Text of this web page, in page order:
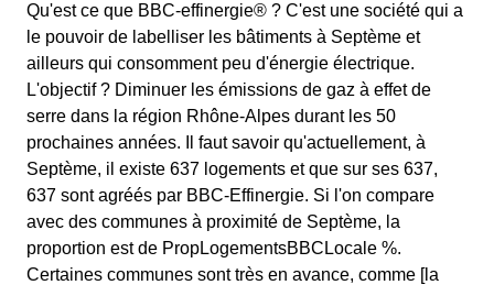
Qu'est ce que BBC-effinergie® ? C'est une société qui a
le pouvoir de labelliser les bâtiments à Septème et
ailleurs qui consomment peu d'énergie électrique.
L'objectif ? Diminuer les émissions de gaz à effet de
serre dans la région Rhône-Alpes durant les 50
prochaines années. Il faut savoir qu'actuellement, à
Septème, il existe 637 logements et que sur ses 637,
637 sont agréés par BBC-Effinergie. Si l'on compare
avec des communes à proximité de Septème, la
proportion est de PropLogementsBBCLocale %.
Certaines communes sont très en avance, comme [la